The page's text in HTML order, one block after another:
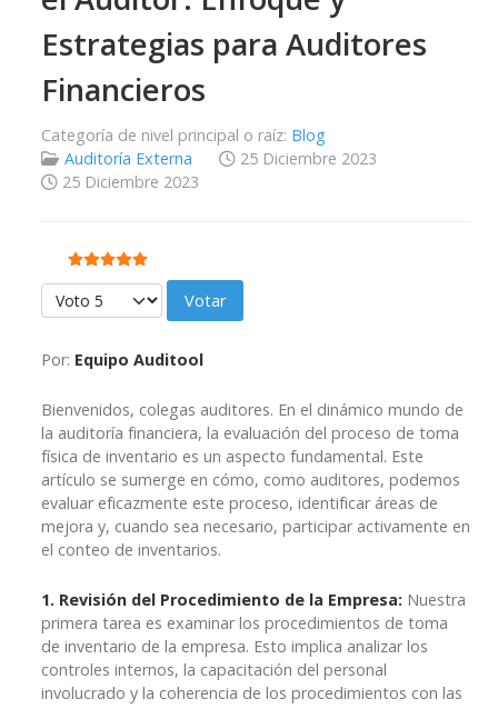
Estrategias para Auditores
Financieros
Categoría de nivel principal o raíz: Blog
Auditoría Externa
25 Diciembre 2023
25 Diciembre 2023
Ratio:5/5
Por favor, vote
Por: Equipo Auditool
Bienvenidos, colegas auditores. En el dinámico mundo de
la auditoría financiera, la evaluación del proceso de toma
física de inventario es un aspecto fundamental. Este
artículo se sumerge en cómo, como auditores, podemos
evaluar eficazmente este proceso, identificar áreas de
mejora y, cuando sea necesario, participar activamente en
el conteo de inventarios.
1. Revisión del Procedimiento de la Empresa: Nuestra
primera tarea es examinar los procedimientos de toma
de inventario de la empresa. Esto implica analizar los
controles internos, la capacitación del personal
involucrado y la coherencia de los procedimientos con las